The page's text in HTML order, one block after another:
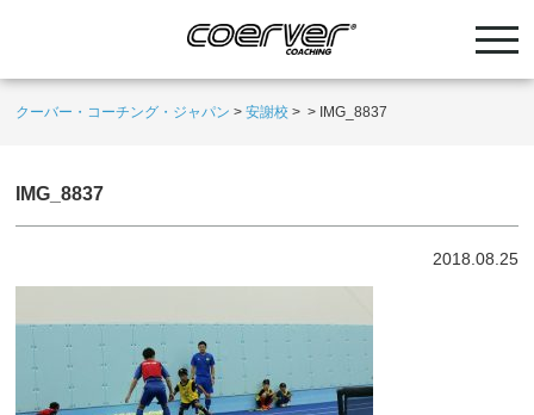
クーバー・コーチング・ジャパン >安謝校 > > IMG_8837
IMG_8837
2018.08.25